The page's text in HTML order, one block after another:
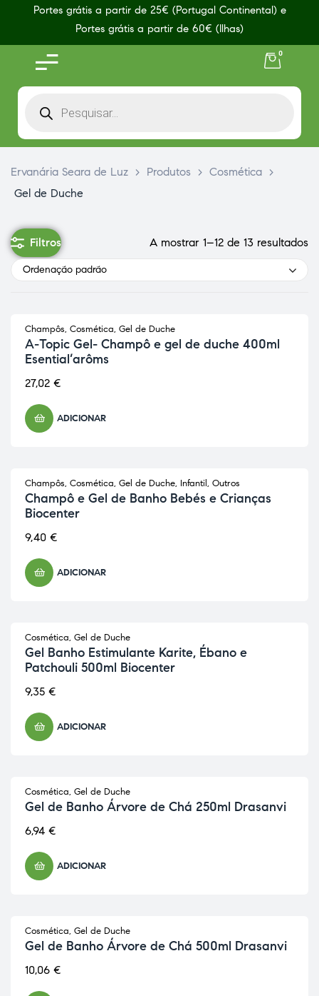
Portes grátis a partir de 25€ (Portugal Continental) e
Portes grátis a partir de 60€ (Ilhas)
0
Ervanária Seara de Luz > Produtos > Cosmética >
Gel de Duche
Filtros A mostrar 1–12 de 13 resultados
Ordenação padrão
Champôs, Cosmética, Gel de Duche
A-Topic Gel- Champô e gel de duche 400ml
Esential’arôms
27,02 €
ADICIONAR
Champôs, Cosmética, Gel de Duche, Infantil, Outros
Champô e Gel de Banho Bebés e Crianças
Biocenter
9,40 €
ADICIONAR
Cosmética, Gel de Duche
Gel Banho Estimulante Karite, Ébano e
Patchouli 500ml Biocenter
9,35 €
ADICIONAR
Cosmética, Gel de Duche
Gel de Banho Árvore de Chá 250ml Drasanvi
6,94 €
ADICIONAR
Cosmética, Gel de Duche
Gel de Banho Árvore de Chá 500ml Drasanvi
10,06 €